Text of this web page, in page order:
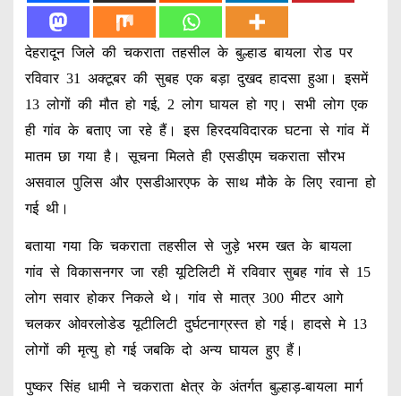
देहरादून जिले की चकराता तहसील के बुल्हाड बायला रोड पर
रविवार 31 अक्टूबर की सुबह एक बड़ा दुखद हादसा हुआ। इसमें
13 लोगों की मौत हो गई, 2 लोग घायल हो गए। सभी लोग एक
ही गांव के बताए जा रहे हैं। इस हिरदयविदारक घटना से गांव में
मातम छा गया है। सूचना मिलते ही एसडीएम चकराता सौरभ
असवाल पुलिस और एसडीआरएफ के साथ मौके के लिए रवाना हो
गई थी।
बताया गया कि चकराता तहसील से जुड़े भरम खत के बायला
गांव से विकासनगर जा रही यूटिलिटी में रविवार सुबह गांव से 15
लोग सवार होकर निकले थे। गांव से मात्र 300 मीटर आगे
चलकर ओवरलोडेड यूटीलिटी दुर्घटनाग्रस्त हो गई। हादसे मे 13
लोगों की मृत्यु हो गई जबकि दो अन्य घायल हुए हैं।
पुष्कर सिंह धामी ने चकराता क्षेत्र के अंतर्गत बुल्हाड़-बायला मार्ग